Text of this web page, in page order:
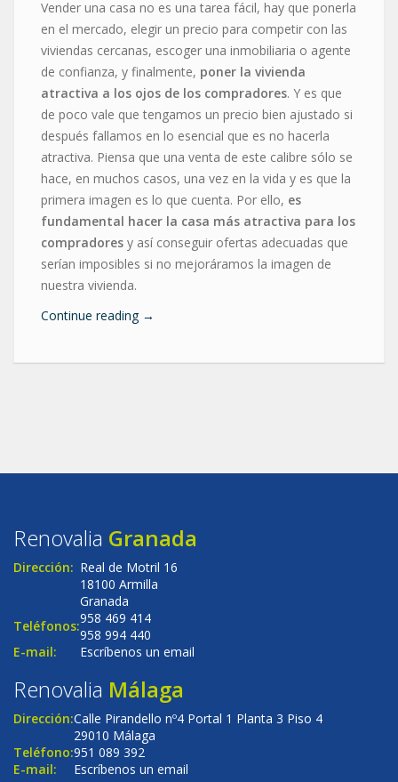
Vender una casa no es una tarea fácil, hay que ponerla
en el mercado, elegir un precio para competir con las
viviendas cercanas, escoger una inmobiliaria o agente
de confianza, y finalmente, poner la vivienda
atractiva a los ojos de los compradores. Y es que
de poco vale que tengamos un precio bien ajustado si
después fallamos en lo esencial que es no hacerla
atractiva. Piensa que una venta de este calibre sólo se
hace, en muchos casos, una vez en la vida y es que la
primera imagen es lo que cuenta. Por ello, es
fundamental hacer la casa más atractiva para los
compradores y así conseguir ofertas adecuadas que
serían imposibles si no mejoráramos la imagen de
nuestra vivienda.
Continue reading →
Renovalia Granada
Dirección: Real de Motril 16
18100 Armilla
Granada
Teléfonos:958 469 414
958 994 440
E-mail:
Escríbenos un email
Renovalia Málaga
Dirección:Calle Pirandello nº4 Portal 1 Planta 3 Piso 4
29010 Málaga
Teléfono:951 089 392
E-mail:
Escríbenos un email